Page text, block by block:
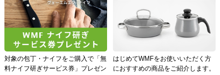
対象の包丁・ナイフをご購入で「無
料ナイフ研ぎサービス券」プレゼン
はじめてWMFをお使いいただく方
におすすめの商品をご紹介します。